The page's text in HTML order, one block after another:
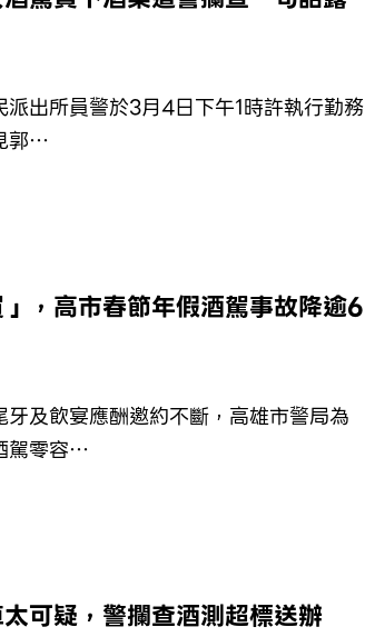
出所員警於3月4日下午1時許執行勤務
郭…
，高市春節年假酒駕事故降逾6
及飲宴應酬邀約不斷，高雄市警局為
駕零容…
可疑，警攔查酒測超標送辦